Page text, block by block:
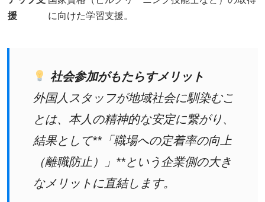
援
に向けた学習支援。
社会参加がもたらすメリット
外国人スタッフが地域社会に馴染むこ
とは、本人の精神的な安定に繋がり、
結果として**「職場への定着率の向上
（離職防止）」**という企業側の大き
なメリットに直結します。